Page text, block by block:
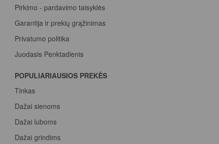
Pirkimo - pardavimo taisyklės
Garantija ir prekių grąžinimas
Privatumo politika
Juodasis Penktadienis
POPULIARIAUSIOS PREKĖS
Tinkas
Dažai sienoms
Dažai luboms
Dažai grindims